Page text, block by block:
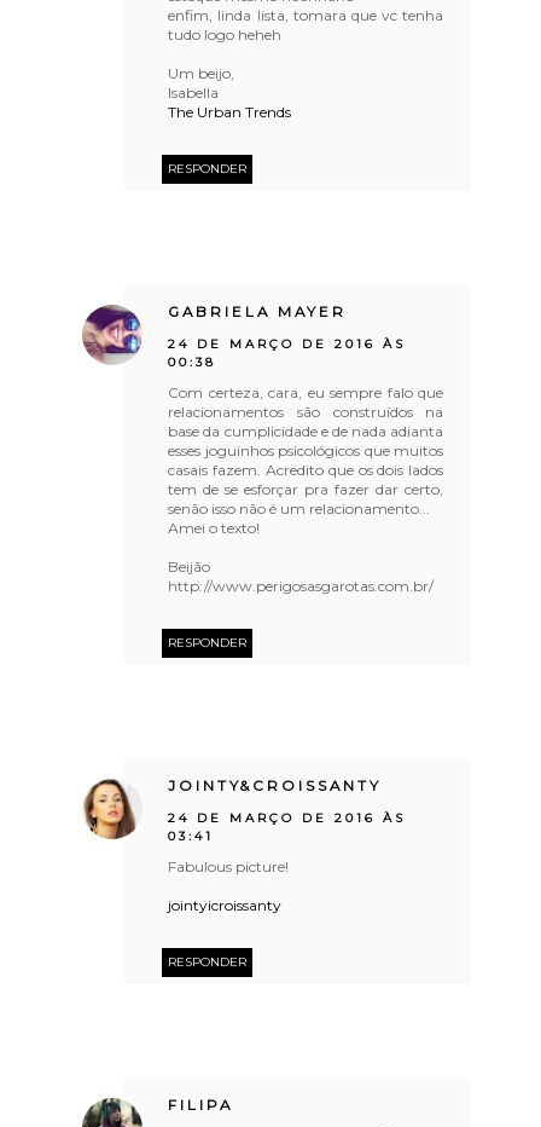
enfim, linda lista, tomara que vc tenha
tudo logo heheh
Um beijo,
Isabella
The Urban Trends
RESPONDER
GABRIELA MAYER
24 DE MARÇO DE 2016 ÀS
00:38
Com certeza, cara, eu sempre falo que
relacionamentos são construídos na
base da cumplicidade e de nada adianta
esses joguinhos psicológicos que muitos
casais fazem. Acredito que os dois lados
tem de se esforçar pra fazer dar certo,
senão isso não é um relacionamento...
Amei o texto!
Beijão
http://www.perigosasgarotas.com.br/
RESPONDER
JOINTY&CROISSANTY
24 DE MARÇO DE 2016 ÀS
03:41
Fabulous picture!
jointyicroissanty
RESPONDER
FILIPA